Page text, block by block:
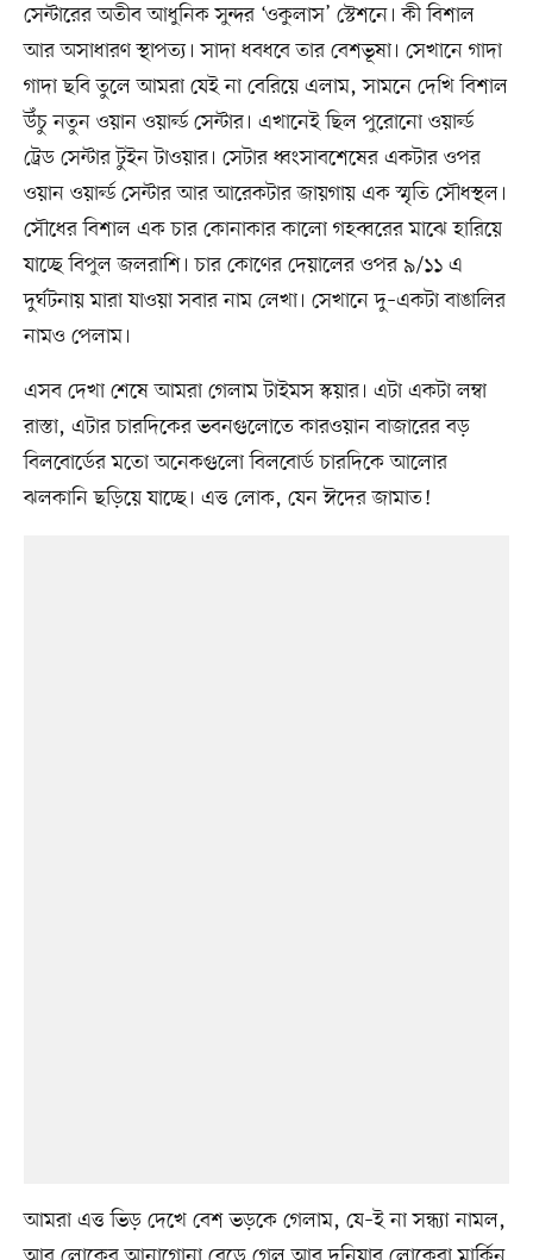
সেন্টারের অতীব আধুনিক সুন্দর ‘ওকুলাস’ স্টেশনে। কী বিশাল
আর অসাধারণ স্থাপত্য। সাদা ধবধবে তার বেশভূষা। সেখানে গাদা
গাদা ছবি তুলে আমরা যেই না বেরিয়ে এলাম, সামনে দেখি বিশাল
উঁচু নতুন ওয়ান ওয়ার্ল্ড সেন্টার। এখানেই ছিল পুরোনো ওয়ার্ল্ড
ট্রেড সেন্টার টুইন টাওয়ার। সেটার ধ্বংসাবশেষের একটার ওপর
ওয়ান ওয়ার্ল্ড সেন্টার আর আরেকটার জায়গায় এক স্মৃতি সৌধস্থল।
সৌধের বিশাল এক চার কোনাকার কালো গহব্বরের মাঝে হারিয়ে
যাচ্ছে বিপুল জলরাশি। চার কোণের দেয়ালের ওপর ৯/১১ এ
দুর্ঘটনায় মারা যাওয়া সবার নাম লেখা। সেখানে দু–একটা বাঙালির
নামও পেলাম।
এসব দেখা শেষে আমরা গেলাম টাইমস স্কয়ার। এটা একটা লম্বা
রাস্তা, এটার চারদিকের ভবনগুলোতে কারওয়ান বাজারের বড়
বিলবোর্ডের মতো অনেকগুলো বিলবোর্ড চারদিকে আলোর
ঝলকানি ছড়িয়ে যাচ্ছে। এত্ত লোক, যেন ঈদের জামাত!
আমরা এত্ত ভিড় দেখে বেশ ভড়কে গেলাম, যে–ই না সন্ধ্যা নামল,